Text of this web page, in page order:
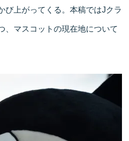
び上がってくる。本稿ではJクラ
、マスコットの現在地について